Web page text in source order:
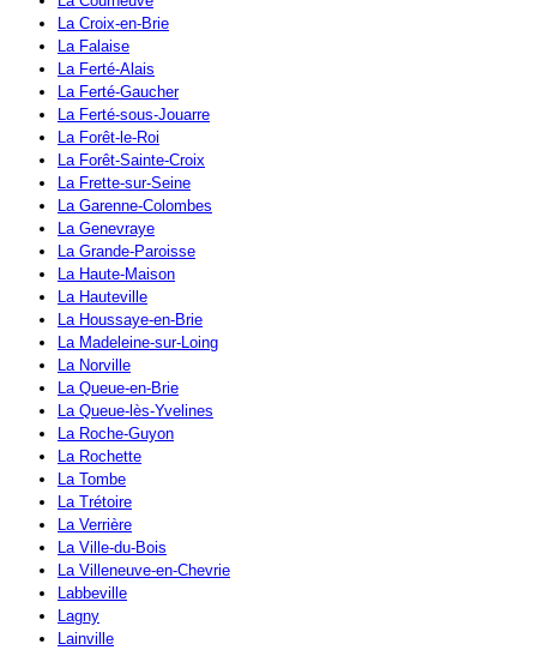
La Croix-en-Brie
La Falaise
La Ferté-Alais
La Ferté-Gaucher
La Ferté-sous-Jouarre
La Forêt-le-Roi
La Forêt-Sainte-Croix
La Frette-sur-Seine
La Garenne-Colombes
La Genevraye
La Grande-Paroisse
La Haute-Maison
La Hauteville
La Houssaye-en-Brie
La Madeleine-sur-Loing
La Norville
La Queue-en-Brie
La Queue-lès-Yvelines
La Roche-Guyon
La Rochette
La Tombe
La Trétoire
La Verrière
La Ville-du-Bois
La Villeneuve-en-Chevrie
Labbeville
Lagny
Lainville